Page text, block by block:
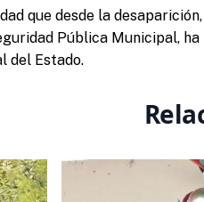
que desde la
Pública Municipal,
del Estado.